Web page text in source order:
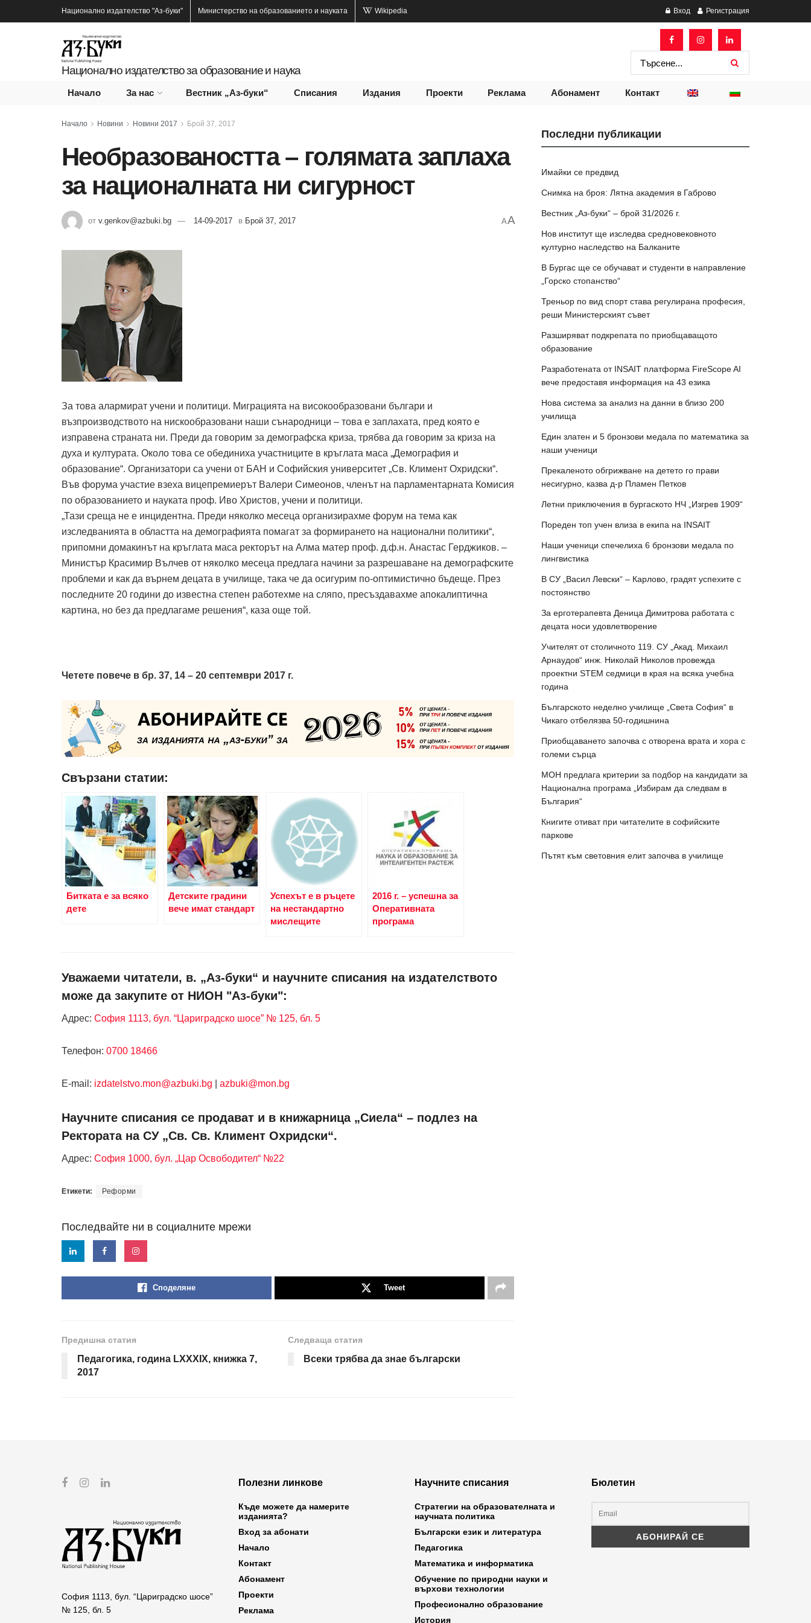
Национално издателство "Аз-буки" Министерство на образованието и науката Wikipedia Вход Регистрация
Национално издателство за образование и наука
Начало За нас Вестник „Аз-буки“ Списания Издания Проекти Реклама Абонамент Контакт
Начало Новини Новини 2017 Брой 37, 2017
Необразоваността – голямата заплаха
за националната ни сигурност
от v.genkov@azbuki.bg 14-09-2017 в Брой 37, 2017 AA
За това алармират учени и политици. Миграцията на високообразовани българи и
възпроизводството на нискообразовани наши сънародници – това е заплахата, пред която е
изправена страната ни. Преди да говорим за демографска криза, трябва да говорим за криза на
духа и културата. Около това се обединиха участниците в кръглата маса „Демография и
образование“. Организатори са учени от БАН и Софийския университет „Св. Климент Охридски“.
Във форума участие взеха вицепремиерът Валери Симеонов, членът на парламентарната Комисия
по образованието и науката проф. Иво Христов, учени и политици.
„Тази среща не е инцидентна. Преди няколко месеца организирахме форум на тема как
изследванията в областта на демографията помагат за формирането на национални политики“,
припомни домакинът на кръглата маса ректорът на Алма матер проф. д.ф.н. Анастас Герджиков. –
Министър Красимир Вълчев от няколко месеца предлага начини за разрешаване на демографските
проблеми и как да върнем децата в училище, така че да осигурим по-оптимистично бъдеще. През
последните 20 години до известна степен работехме на сляпо, пресъздавахме апокалиптична
картина, но без да предлагаме решения“, каза още той.
Четете повече в бр. 37, 14 – 20 септември 2017 г.
Свързани статии:
Битката е за всяко
дете
Детските градини
вече имат стандарт
Успехът е в ръцете
на нестандартно
мислещите
2016 г. – успешна за
Оперативната
програма
Уважаеми читатели, в. „Аз-буки“ и научните списания на издателството
може да закупите от НИОН "Аз-буки":
Адрес: София 1113, бул. “Цариградско шосе” № 125, бл. 5
Телефон: 0700 18466
Е-mail: izdatelstvo.mon@azbuki.bg azbuki@mon.bg
Научните списания се продават и в книжарница „Сиела“ – подлез на
Ректората на СУ „Св. Св. Климент Охридски“.
Адрес: София 1000, бул. „Цар Освободител“ №22
Етикети: Реформи
Последвайте ни в социалните мрежи
Споделяне Tweet
Предишна статия
Педагогика, година LXXXIX, книжка 7,
2017
Следваща статия
Всеки трябва да знае български
Последни публикации
Имайки се предвид
Снимка на броя: Лятна академия в Габрово
Вестник „Аз-буки“ – брой 31/2026 г.
Нов институт ще изследва средновековното
културно наследство на Балканите
В Бургас ще се обучават и студенти в направление
„Горско стопанство“
Треньор по вид спорт става регулирана професия,
реши Министерският съвет
Разширяват подкрепата по приобщаващото
образование
Разработената от INSAIT платформа FireScope AI
вече предоставя информация на 43 езика
Нова система за анализ на данни в близо 200
училища
Един златен и 5 бронзови медала по математика за
наши ученици
Прекаленото обгрижване на детето го прави
несигурно, казва д-р Пламен Петков
Летни приключения в бургаското НЧ „Изгрев 1909“
Пореден топ учен влиза в екипа на INSAIT
Наши ученици спечелиха 6 бронзови медала по
лингвистика
В СУ „Васил Левски“ – Карлово, градят успехите с
постоянство
За ерготерапевта Деница Димитрова работата с
децата носи удовлетворение
Учителят от столичното 119. СУ „Акад. Михаил
Арнаудов“ инж. Николай Николов провежда
проектни STEM седмици в края на всяка учебна
година
Българското неделно училище „Света София“ в
Чикаго отбелязва 50-годишнина
Приобщаването започва с отворена врата и хора с
големи сърца
МОН предлага критерии за подбор на кандидати за
Национална програма „Избирам да следвам в
България“
Книгите отиват при читателите в софийските
паркове
Пътят към световния елит започва в училище
София 1113, бул. “Цариградско шосе”
№ 125, бл. 5
Полезни линкове
Къде можете да намерите
изданията?
Вход за абонати
Начало
Контакт
Абонамент
Проекти
Реклама
Научните списания
Стратегии на образователната и
научната политика
Български език и литература
Педагогика
Математика и информатика
Обучение по природни науки и
върхови технологии
Професионално образование
История
Бюлетин